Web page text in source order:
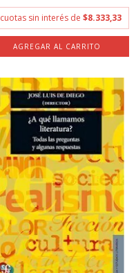
cuotas sin interés de $8.333,33